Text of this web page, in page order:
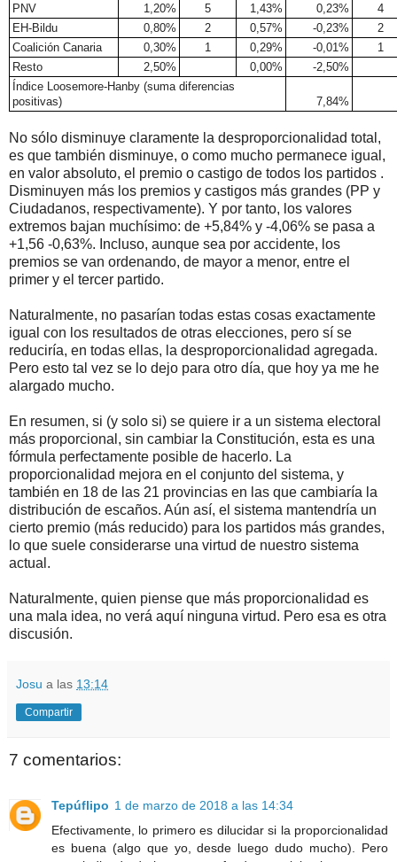
PNV
1,20% 5 1,43% 0,23%
4
EH-Bildu
0,80% 2 0,57% -0,23%
2
Coalición Canaria
0,30% 1 0,29% -0,01%
1
Resto
2,50% 0,00%
-2,50%
Índice Loosemore-Hanby (suma diferencias
positivas)
7,84%
No sólo disminuye claramente la desproporcionalidad total,
es que también disminuye, o como mucho permanece igual,
en valor absoluto, el premio o castigo de todos los partidos .
Disminuyen más los premios y castigos más grandes (PP y
Ciudadanos, respectivamente). Y por tanto, los valores
extremos bajan muchísimo: de +5,84% y -4,06% se pasa a
+1,56 -0,63%. Incluso, aunque sea por accidente, los
premios se van ordenando, de mayor a menor, entre el
primer y el tercer partido.
Naturalmente, no pasarían todas estas cosas exactamente
igual con los resultados de otras elecciones, pero sí se
reduciría, en todas ellas, la desproporcionalidad agregada.
Pero esto tal vez se lo dejo para otro día, que hoy ya me he
alargado mucho.
En resumen, si (y solo si) se quiere ir a un sistema electoral
más proporcional, sin cambiar la Constitución, esta es una
fórmula perfectamente posible de hacerlo. La
proporcionalidad mejora en el conjunto del sistema, y
también en 18 de las 21 provincias en las que cambiaría la
distribución de escaños. Aún así, el sistema mantendría un
cierto premio (más reducido) para los partidos más grandes,
lo que suele considerarse una virtud de nuestro sistema
actual.
Naturalmente, quien piense que más proporcionalidad es
una mala idea, no verá aquí ninguna virtud. Pero esa es otra
discusión.
Josu a las 13:14
Compartir
7 comentarios:
Tepúflipo 1 de marzo de 2018 a las 14:34
Efectivamente, lo primero es dilucidar si la proporcionalidad
es buena (algo que yo, desde luego dudo mucho). Pero